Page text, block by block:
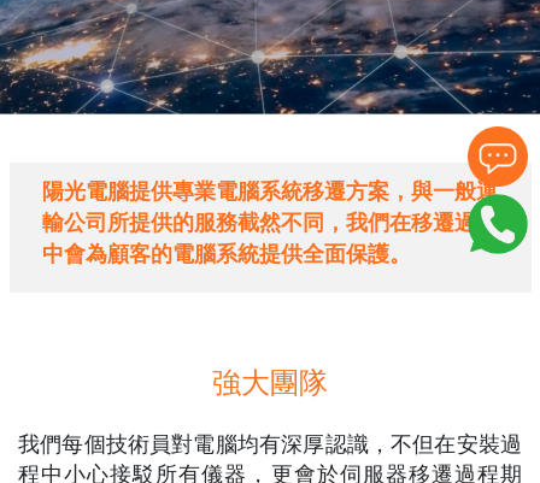
陽光電腦提供專業電腦系統移遷方案，與一般運
輸公司所提供的服務截然不同，我們在移遷過程
中會為顧客的電腦系統提供全面保護。
強大團隊
我們每個技術員對電腦均有深厚認識，不但在安裝過
程中小心接駁所有儀器，更會於伺服器移遷過程期